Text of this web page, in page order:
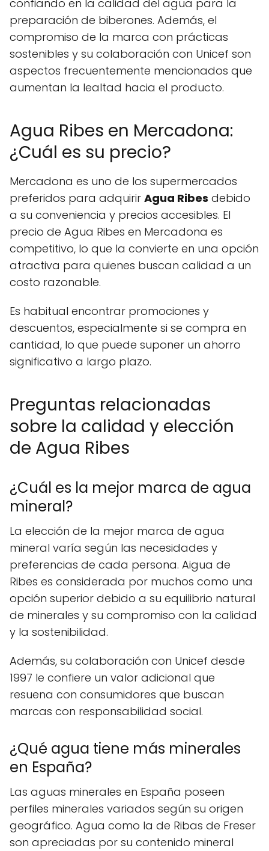
confiando en la calidad del agua para la
preparación de biberones. Además, el
compromiso de la marca con prácticas
sostenibles y su colaboración con Unicef son
aspectos frecuentemente mencionados que
aumentan la lealtad hacia el producto.
Agua Ribes en Mercadona:
¿Cuál es su precio?
Mercadona es uno de los supermercados
preferidos para adquirir Agua Ribes debido
a su conveniencia y precios accesibles. El
precio de Agua Ribes en Mercadona es
competitivo, lo que la convierte en una opción
atractiva para quienes buscan calidad a un
costo razonable.
Es habitual encontrar promociones y
descuentos, especialmente si se compra en
cantidad, lo que puede suponer un ahorro
significativo a largo plazo.
Preguntas relacionadas
sobre la calidad y elección
de Agua Ribes
¿Cuál es la mejor marca de agua
mineral?
La elección de la mejor marca de agua
mineral varía según las necesidades y
preferencias de cada persona. Aigua de
Ribes es considerada por muchos como una
opción superior debido a su equilibrio natural
de minerales y su compromiso con la calidad
y la sostenibilidad.
Además, su colaboración con Unicef desde
1997 le confiere un valor adicional que
resuena con consumidores que buscan
marcas con responsabilidad social.
¿Qué agua tiene más minerales
en España?
Las aguas minerales en España poseen
perfiles minerales variados según su origen
geográfico. Agua como la de Ribas de Freser
son apreciadas por su contenido mineral